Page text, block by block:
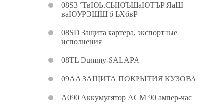
08S3 °ТвЮЬ.СЫЮЪШаЮТЪР ЯаШ
ваЮУРЭШШ б ЬХбвР
08SD Защита картера, экспортные
исполнения
08TL Dummy-SALAPA
09AA ЗАЩИТА ПОКРЫТИЯ КУЗОВА
A090 Аккумулятор AGM 90 ампер-час